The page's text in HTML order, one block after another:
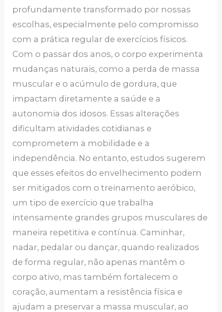
profundamente transformado por nossas
escolhas, especialmente pelo compromisso
com a prática regular de exercícios físicos.
Com o passar dos anos, o corpo experimenta
mudanças naturais, como a perda de massa
muscular e o acúmulo de gordura, que
impactam diretamente a saúde e a
autonomia dos idosos. Essas alterações
dificultam atividades cotidianas e
comprometem a mobilidade e a
independência. No entanto, estudos sugerem
que esses efeitos do envelhecimento podem
ser mitigados com o treinamento aeróbico,
um tipo de exercício que trabalha
intensamente grandes grupos musculares de
maneira repetitiva e contínua. Caminhar,
nadar, pedalar ou dançar, quando realizados
de forma regular, não apenas mantêm o
corpo ativo, mas também fortalecem o
coração, aumentam a resistência física e
ajudam a preservar a massa muscular, ao